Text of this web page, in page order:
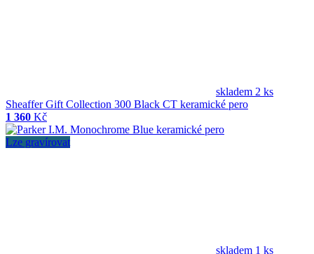
skladem 2 ks
Sheaffer Gift Collection 300 Black CT keramické pero
1 360 Kč
Lze gravírovat
skladem 1 ks